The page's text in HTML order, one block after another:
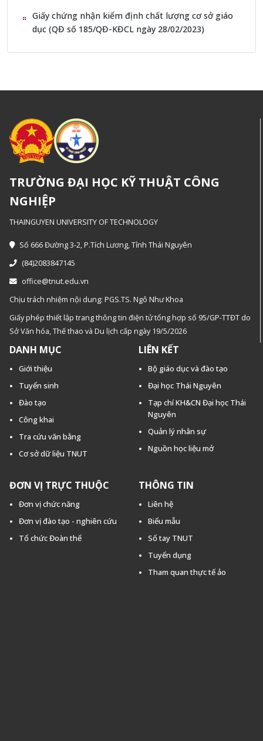
Giấy chứng nhận kiểm định chất lượng cơ sở giáo
dục (QĐ số 185/QĐ-KĐCL ngày 28/02/2023)
TRƯỜNG ĐẠI HỌC KỸ THUẬT CÔNG
NGHIỆP
THAINGUYEN UNIVERSITY OF TECHNOLOGY
Số 666 Đường 3-2, P.Tích Lương, Tỉnh Thái Nguyên
(84)2083847145
office@tnut.edu.vn
Chịu trách nhiệm nội dung: PGS.TS. Ngô Như Khoa
Giấy phép thiết lập trang thông tin điện tử tổng hợp số 95/GP-TTĐT do
Sở Văn hóa, Thế thao và Du lịch cấp ngày 19/5/2026
DANH MỤC
Giới thiệu
Tuyển sinh
Đào tạo
Công khai
Tra cứu văn bằng
Cơ sở dữ liệu TNUT
LIÊN KẾT
Bộ giáo dục và đào tạo
Đại học Thái Nguyên
Tạp chí KH&CN Đại học Thái
Nguyên
Quản lý nhân sự
Nguồn học liệu mở
ĐƠN VỊ TRỰC THUỘC
Đơn vị chức năng
Đơn vị đào tạo - nghiên cứu
Tổ chức Đoàn thể
THÔNG TIN
Liên hệ
Biểu mẫu
Sổ tay TNUT
Tuyển dụng
Tham quan thực tế ảo